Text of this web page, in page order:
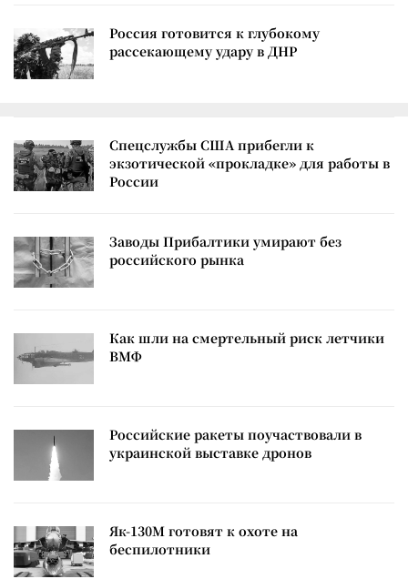
Россия готовится к глубокому
рассекающему удару в ДНР
Спецслужбы США прибегли к
экзотической «прокладке» для работы в
России
Заводы Прибалтики умирают без
российского рынка
Как шли на смертельный риск летчики
ВМФ
Российские ракеты поучаствовали в
украинской выставке дронов
Як-130М готовят к охоте на
беспилотники